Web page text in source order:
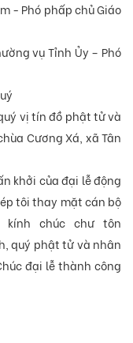
- Phó phấp chủ Giáo
vụ Tỉnh Ủy – Phó
vị tín đồ phật tử và
Cương Xá, xã Tân
khởi của đại lễ động
tôi thay mặt cán bộ
chúc chư tôn
quý phật tử và nhân
đại lễ thành công